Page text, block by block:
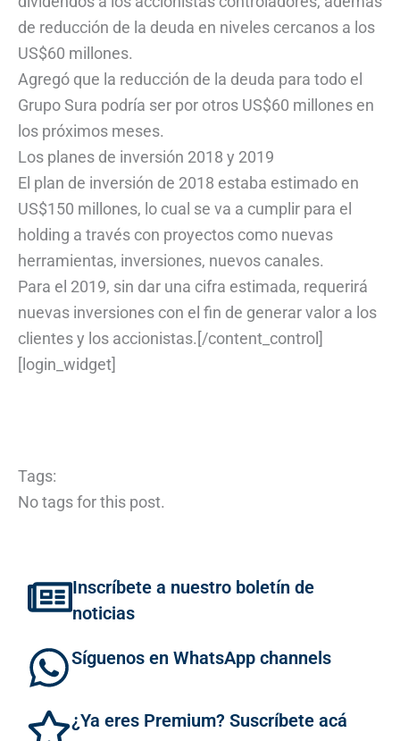
de reducción de la deuda en niveles cercanos a los
US$60 millones.
Agregó que la reducción de la deuda para todo el
Grupo Sura podría ser por otros US$60 millones en
los próximos meses.
Los planes de inversión 2018 y 2019
El plan de inversión de 2018 estaba estimado en
US$150 millones, lo cual se va a cumplir para el
holding a través con proyectos como nuevas
herramientas, inversiones, nuevos canales.
Para el 2019, sin dar una cifra estimada, requerirá
nuevas inversiones con el fin de generar valor a los
clientes y los accionistas.[/content_control]
[login_widget]
Tags:
No tags for this post.
Inscríbete a nuestro boletín de
noticias
Síguenos en WhatsApp channels
¿Ya eres Premium? Suscríbete acá